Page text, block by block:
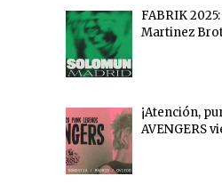
FABRIK
Martinez
¡Atención,
AVENGERS